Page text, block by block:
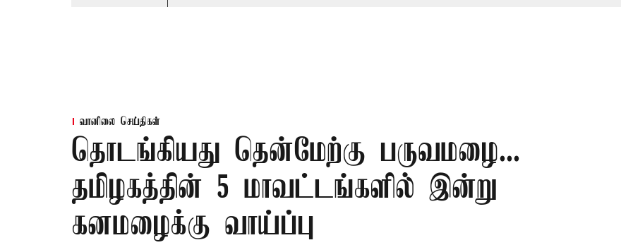
வானிலை செய்திகள்
தொடங்கியது தென்மேற்கு பருவமழை...
தமிழகத்தின் 5 மாவட்டங்களில் இன்று
கனமழைக்கு வாய்ப்பு